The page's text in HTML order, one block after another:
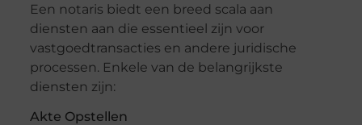
Een notaris biedt een breed scala aan
diensten aan die essentieel zijn voor
vastgoedtransacties en andere juridische
processen. Enkele van de belangrijkste
diensten zijn:
Akte Opstellen